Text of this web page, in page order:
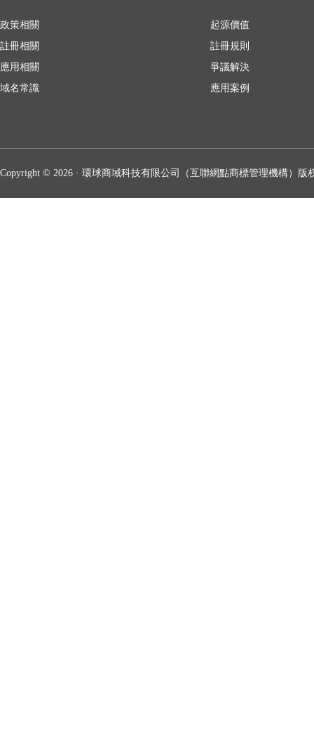
政策相關
註冊相關
應用相關
域名常識
起源價值
註冊規則
爭議解決
應用案例
Copyright © 2026 · 環球商域科技有限公司（互聯網點商標管理機構）版